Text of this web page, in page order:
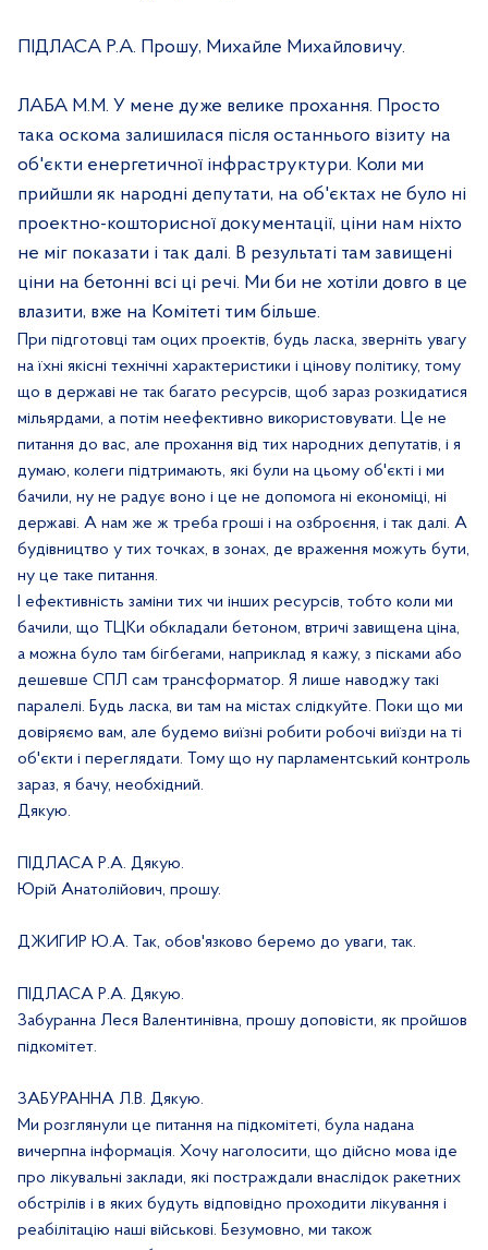
ПІДЛАСА Р.А. Прошу, Михайле Михайловичу.
ЛАБА М.М. У мене дуже велике прохання. Просто
така оскома залишилася після останнього візиту на
об'єкти енергетичної інфраструктури. Коли ми
прийшли як народні депутати, на об'єктах не було ні
проектно-кошторисної документації, ціни нам ніхто
не міг показати і так далі. В результаті там завищені
ціни на бетонні всі ці речі. Ми би не хотіли довго в це
влазити, вже на Комітеті тим більше.
При підготовці там оцих проектів, будь ласка, зверніть увагу
на їхні якісні технічні характеристики і цінову політику, тому
що в державі не так багато ресурсів, щоб зараз розкидатися
мільярдами, а потім неефективно використовувати. Це не
питання до вас, але прохання від тих народних депутатів, і я
думаю, колеги підтримають, які були на цьому об'єкті і ми
бачили, ну не радує воно і це не допомога ні економіці, ні
державі. А нам же ж треба гроші і на озброєння, і так далі. А
будівництво у тих точках, в зонах, де враження можуть бути,
ну це таке питання.
І ефективність заміни тих чи інших ресурсів, тобто коли ми
бачили, що ТЦКи обкладали бетоном, втричі завищена ціна,
а можна було там бігбегами, наприклад я кажу, з пісками або
дешевше СПЛ сам трансформатор. Я лише наводжу такі
паралелі. Будь ласка, ви там на містах слідкуйте. Поки що ми
довіряємо вам, але будемо виїзні робити робочі виїзди на ті
об'єкти і переглядати. Тому що ну парламентський контроль
зараз, я бачу, необхідний.
Дякую.
ПІДЛАСА Р.А. Дякую.
Юрій Анатолійович, прошу.
ДЖИГИР Ю.А. Так, обов'язково беремо до уваги, так.
ПІДЛАСА Р.А. Дякую.
Забуранна Леся Валентинівна, прошу доповісти, як пройшов
підкомітет.
ЗАБУРАННА Л.В. Дякую.
Ми розглянули це питання на підкомітеті, була надана
вичерпна інформація. Хочу наголосити, що дійсно мова іде
про лікувальні заклади, які постраждали внаслідок ракетних
обстрілів і в яких будуть відповідно проходити лікування і
реабілітацію наші військові. Безумовно, ми також